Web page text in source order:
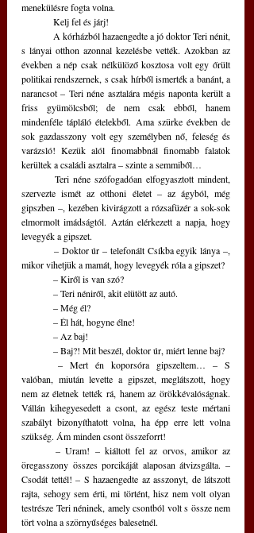
menekülésre fogta volna.
	Kelj fel és járj!
s lányai otthon azonnal kezelésbe vették. Azokban az
években a nép csak nélkülöző kosztosa volt egy őrült
politikai rendszernek, s csak hírből ismerték a banánt, a
narancsot – Teri néne asztalára mégis naponta került a
friss gyümölcsből; de nem csak ebből, hanem
mindenféle tápláló ételekből. Ama szürke években de
sok gazdasszony volt egy személyben nő, feleség és
varázsló! Kezük alól finomabbnál finomabb falatok
kerültek a családi asztalra – szinte a semmiből…
szervezte ismét az otthoni életet – az ágyból, még
gipszben –, kezében kivirágzott a rózsafüzér a sok-sok
elmormolt imádságtól. Aztán elérkezett a napja, hogy
levegyék a gipszet.
mikor vihetjük a mamát, hogy levegyék róla a gipszet?
	– Kiről is van szó?
	– Teri néniről, akit elütött az autó.
	– Még él?
	– Él hát, hogyne élne!
	– Az baj!
	– Baj?! Mit beszél, doktor úr, miért lenne baj?
valóban, miután levette a gipszet, meglátszott, hogy
nem az életnek tették rá, hanem az örökkévalóságnak.
Vállán kihegyesedett a csont, az egész teste mértani
szabályt bizonyíthatott volna, ha épp erre lett volna
szükség. Ám minden csont összeforrt!
	– Uram! – kiáltott fel az orvos, amikor az
öregasszony összes porcikáját alaposan átvizsgálta. –
Csodát tettél! – S hazaengedte az asszonyt, de látszott
rajta, sehogy sem érti, mi történt, hisz nem volt olyan
testrésze Teri néninek, amely csontból volt s össze nem
tört volna a szörnyűséges balesetnél.